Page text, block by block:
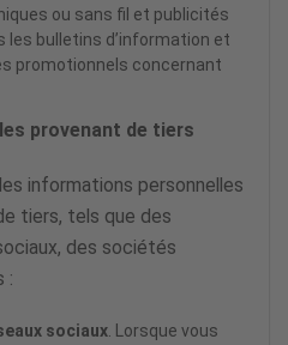
ou sans fil et publicités
les bulletins d’information et
promotionnels concernant
provenant de tiers
informations personnelles
tiers, tels que des
des sociétés
:
sociaux . Lorsque vous